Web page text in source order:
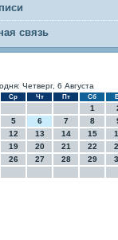
связь
Четверг, 6 Августа
Ср Чт Пт Сб
1
5 6 7 8
12 13 14 15
19 20 21 22
26 27 28 29